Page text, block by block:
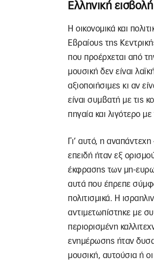
Ελληνική εισβολή
Η οικονομικά και
Εβραίους της
που προέρχεται από
μουσική δεν είναι
αξιοποιήσιμες κι αν
είναι συμβατή με τις
πηγαία και λιγότερο
Γι’ αυτό, η
επειδή ήταν εξ
έκφρασης των μη-
αυτά που έπρεπε
πολιτισμικά. Η
αντιμετωπίστηκε με
περιορισμένη
ενημέρωσης ήταν
μουσική, αυτούσια ή